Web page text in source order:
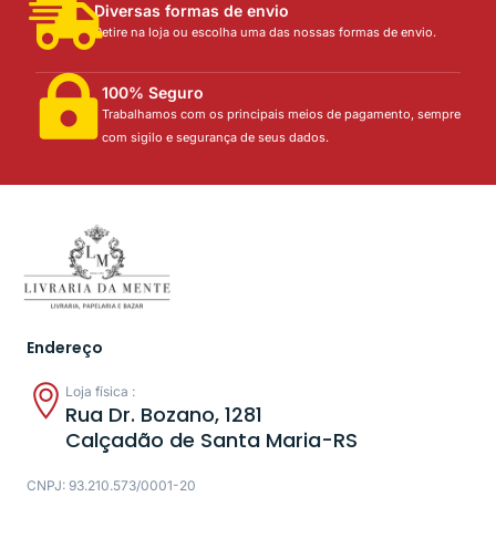
Diversas formas de envio
Retire na loja ou escolha uma das nossas formas de envio.
100% Seguro
Trabalhamos com os principais meios de pagamento, sempre
com sigilo e segurança de seus dados.
Endereço
Loja física :
Rua Dr. Bozano, 1281
Calçadão de Santa Maria-RS
CNPJ: 93.210.573/0001-20